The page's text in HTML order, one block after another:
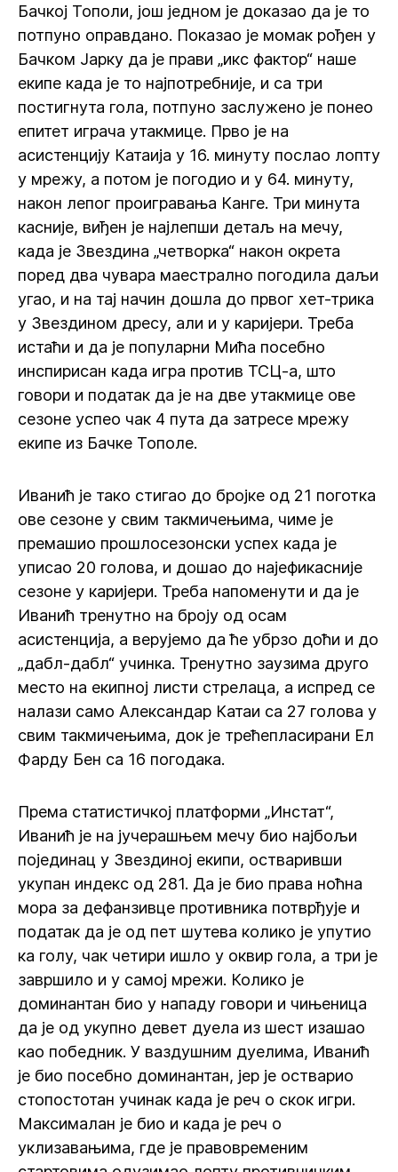
Бачкој Тополи, још једном је доказао да је то
потпуно оправдано. Показао је момак рођен у
Бачком Јарку да је прави „икс фактор“ наше
екипе када је то најпотребније, и са три
постигнута гола, потпуно заслужено је понео
епитет играча утакмице. Прво је на
асистенцију Катаија у 16. минуту послао лопту
у мрежу, а потом је погодио и у 64. минуту,
након лепог проигравања Канге. Три минута
касније, виђен је најлепши детаљ на мечу,
када је Звездина „четворка“ након окрета
поред два чувара маестрално погодила даљи
угао, и на тај начин дошла до првог хет-трика
у Звездином дресу, али и у каријери. Треба
истаћи и да је популарни Мића посебно
инспирисан када игра против ТСЦ-а, што
говори и податак да је на две утакмице ове
сезоне успео чак 4 пута да затресе мрежу
екипе из Бачке Тополе.
Иванић је тако стигао до бројке од 21 поготка
ове сезоне у свим такмичењима, чиме је
премашио прошлосезонски успех када је
уписао 20 голова, и дошао до најефикасније
сезоне у каријери. Треба напоменути и да је
Иванић тренутно на броју од осам
асистенција, а верујемо да ће убрзо доћи и до
„дабл-дабл“ учинка. Тренутно заузима друго
место на екипној листи стрелаца, а испред се
налази само Александар Катаи са 27 голова у
свим такмичењима, док је трећепласирани Ел
Фарду Бен са 16 погодака.
Према статистичкој платформи „Инстат“,
Иванић је на јучерашњем мечу био најбољи
појединац у Звездиној екипи, остваривши
укупан индекс од 281. Да је био права ноћна
мора за дефанзивце противника потврђује и
податак да је од пет шутева колико је упутио
ка голу, чак четири ишло у оквир гола, а три је
завршило и у самој мрежи. Колико је
доминантан био у нападу говори и чињеница
да је од укупно девет дуела из шест изашао
као победник. У ваздушним дуелима, Иванић
је био посебно доминантан, јер је остварио
стопостотан учинак када је реч о скок игри.
Максималан је био и када је реч о
уклизавањима, где је правовременим